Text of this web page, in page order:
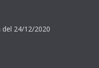
del 24/12/2020